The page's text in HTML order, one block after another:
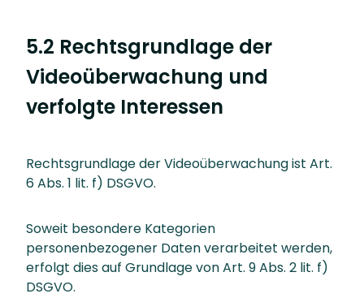
5.2 Rechtsgrundlage der
Videoüberwachung und
verfolgte Interessen
Rechtsgrundlage der Videoüberwachung ist Art.
6 Abs. 1 lit. f) DSGVO.
Soweit besondere Kategorien
personenbezogener Daten verarbeitet werden,
erfolgt dies auf Grundlage von Art. 9 Abs. 2 lit. f)
DSGVO.